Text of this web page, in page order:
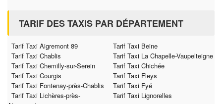
TARIF DES TAXIS PAR DÉPARTEMENT
Tarif Taxi Aigremont 89
Tarif Taxi Beine
Tarif Taxi Chablis
Tarif Taxi La Chapelle-Vaupelteigne
Tarif Taxi Chemilly-sur-Serein
Tarif Taxi Chichée
Tarif Taxi Courgis
Tarif Taxi Fleys
Tarif Taxi Fontenay-près-Chablis
Tarif Taxi Fyé
Tarif Taxi Lichères-près-
Tarif Taxi Lignorelles